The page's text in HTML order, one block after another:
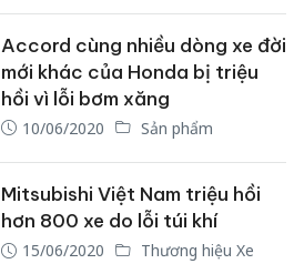
Accord cùng nhiều dòng xe đời
mới khác của Honda bị triệu
hồi vì lỗi bơm xăng
10/06/2020 Sản phẩm
Mitsubishi Việt Nam triệu hồi
hơn 800 xe do lỗi túi khí
15/06/2020 Thương hiệu Xe